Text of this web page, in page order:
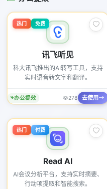
热门 免费
讯飞听见
科大讯飞推出的AI转写工具，支持
实时语音转文字和翻译。
办公提效 278 去使用
热门 付费
Read AI
AI会议分析平台，支持实时摘要、
行动项提取和智能搜索。